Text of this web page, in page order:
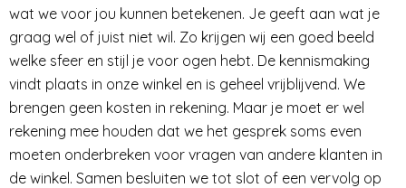
wat we voor jou kunnen betekenen. Je geeft aan wat je
graag wel of juist niet wil. Zo krijgen wij een goed beeld
welke sfeer en stijl je voor ogen hebt. De kennismaking
vindt plaats in onze winkel en is geheel vrijblijvend. We
brengen geen kosten in rekening. Maar je moet er wel
rekening mee houden dat we het gesprek soms even
moeten onderbreken voor vragen van andere klanten in
de winkel. Samen besluiten we tot slot of een vervolg op